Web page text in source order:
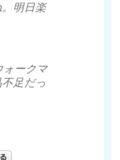
明日楽
ォークマ
足だっ